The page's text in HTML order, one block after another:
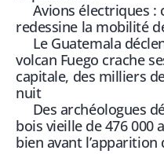
Avions électriques :
redessine la mobilité
Le Guatemala
volcan Fuego crache
capitale, des milliers
nuit
Des archéologues
bois vieille de 476 000
bien avant l’apparition